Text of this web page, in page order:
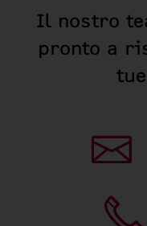
Il nostro
pronto a